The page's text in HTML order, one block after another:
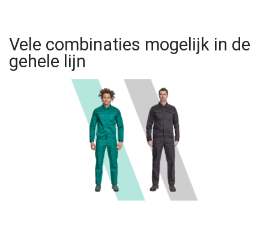
Vele combinaties mogelijk in de
gehele lijn